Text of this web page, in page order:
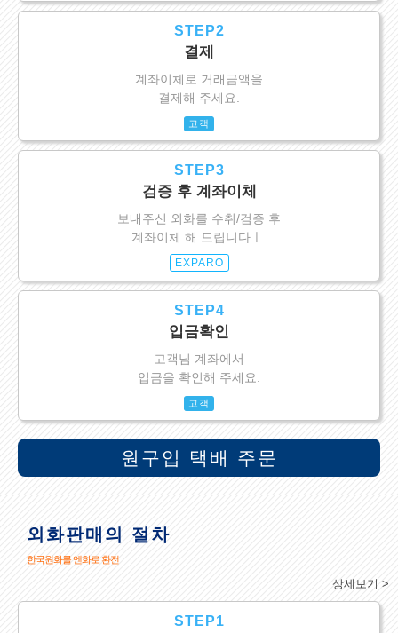
STEP2
결제
계좌이체로 거래금액을
결제해 주세요.
고객
STEP3
검증 후 계좌이체
보내주신 외화를 수취/검증 후
계좌이체 해 드립니다ㅣ.
EXPARO
STEP4
입금확인
고객님 계좌에서
입금을 확인해 주세요.
고객
원구입 택배 주문
외화판매의 절차
한국원화를 엔화로 환전
상세보기 >
STEP1